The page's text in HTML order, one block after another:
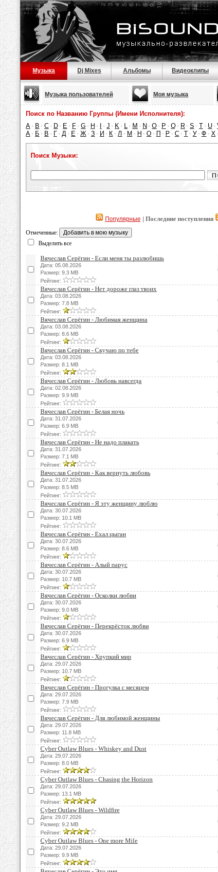
Музыка Dj Mixes Альбомы Видеоклипы
Музыка пользователей Моя музыка
Поиск по Названию Группы (Имени Исполнителя):
A · B · C · D · E · F · G · H · · J · K · L · M · N · O · P · Q · R · S · T · U ·
А · Б · В · Г · Д · Е · Ж · З · И · К · Л · М · Н · О · П · Р · С · Т · У · Ф · Х
Поиск Музыки:
Популярные | Последние поступления
Отмеченные:
Выделить все
Вячеслав Серёгин - Если меня ты разлюбишь
Дата: 05.08.2026
Размер: 9.3 MB
Рейтинг:
Вячеслав Серёгин - Нет дороже глаз твоих
Дата: 03.08.2026
Размер: 7.8 MB
Рейтинг:
Вячеслав Серёгин - Любимая женщина
Дата: 03.08.2026
Размер: 8.6 MB
Рейтинг:
Вячеслав Серёгин - Скучаю по тебе
Дата: 03.08.2026
Размер: 8.1 MB
Рейтинг:
Вячеслав Серёгин - Любовь навсегда
Дата: 02.08.2026
Размер: 9.9 MB
Рейтинг:
Вячеслав Серёгин - Белая ночь
Дата: 31.07.2026
Размер: 6.9 MB
Рейтинг:
Вячеслав Серёгин - Не надо плакать
Дата: 31.07.2026
Размер: 7.1 MB
Рейтинг:
Вячеслав Серёгин - Как вернуть любовь
Дата: 31.07.2026
Размер: 8.5 MB
Рейтинг:
Вячеслав Серёгин - Я эту женщину люблю
Дата: 30.07.2026
Размер: 10.1 MB
Рейтинг:
Вячеслав Серёгин - Ехал цыган
Дата: 30.07.2026
Размер: 8.6 MB
Рейтинг:
Вячеслав Серёгин - Алый парус
Дата: 30.07.2026
Размер: 10.7 MB
Рейтинг:
Вячеслав Серёгин - Осколки любви
Дата: 30.07.2026
Размер: 9.0 MB
Рейтинг:
Вячеслав Серёгин - Перекрёсток любви
Дата: 30.07.2026
Размер: 6.9 MB
Рейтинг:
Вячеслав Серёгин - Хрупкий мир
Дата: 29.07.2026
Размер: 10.7 MB
Рейтинг:
Вячеслав Серёгин - Прогулка с месяцем
Дата: 29.07.2026
Размер: 7.9 MB
Рейтинг:
Вячеслав Серёгин - Для любимой женщины
Дата: 29.07.2026
Размер: 11.8 MB
Рейтинг:
Cyber Outlaw Blues - Whiskey and Dust
Дата: 29.07.2026
Размер: 8.0 MB
Рейтинг:
Cyber Outlaw Blues - Chasing the Horizon
Дата: 29.07.2026
Размер: 13.1 MB
Рейтинг:
Cyber Outlaw Blues - Wildfire
Дата: 29.07.2026
Размер: 9.2 MB
Рейтинг:
Cyber Outlaw Blues - One more Mile
Дата: 29.07.2026
Размер: 9.9 MB
Рейтинг: